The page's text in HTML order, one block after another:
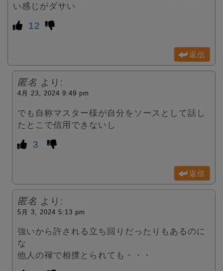
い感じがダサい
12
返信
匿名 より:
4月 23, 2024 9:49 pm
でも自称マスター様が自分をソースとして話し
たとこで信用できないし
3
返信
匿名 より:
5月 3, 2024 5:13 pm
強いから許される立ち回りだったりもあるのに
な
他人の褌で相撲とられても・・・